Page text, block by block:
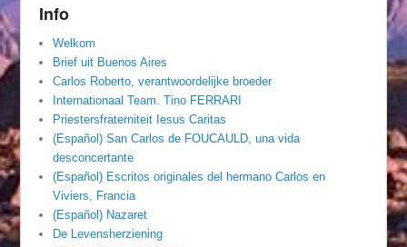
Info
Welkom
Brief uit Buenos Aires
Carlos Roberto, verantwoordelijke broeder
Internationaal Team. Tino FERRARI
Priestersfraterniteit Iesus Caritas
(Español) San Carlos de FOUCAULD, una vida
desconcertante
(Español) Escritos originales del hermano Carlos en
Viviers, Francia
(Español) Nazaret
De Levensherziening